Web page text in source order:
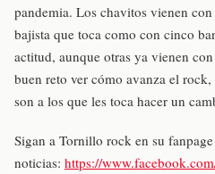
pandemia. Los chavitos vienen
bajista que toca como con cinco
actitud, aunque otras ya vienen
buen reto ver cómo avanza el
son a los que les toca hacer un
Sigan a Tornillo rock en su
noticias: https://